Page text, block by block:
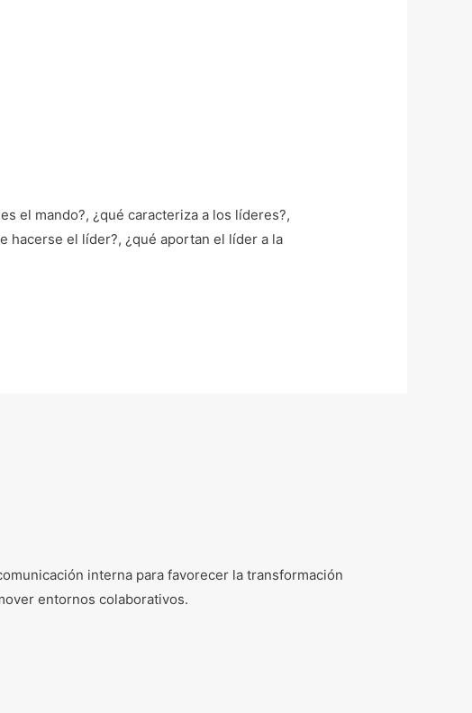
el mando?, ¿qué caracteriza a los líderes?,
hacerse el líder?, ¿qué aportan el líder a la
interna para favorecer la transformación
entornos colaborativos.